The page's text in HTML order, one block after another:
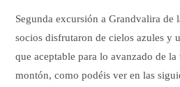
Segunda excursión a Grandvalira de
socios disfrutaron de cielos azules y
que aceptable para lo avanzado de
montón, como podéis ver en las